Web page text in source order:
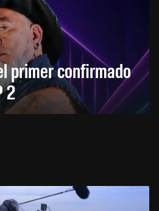
primer confirmado
2